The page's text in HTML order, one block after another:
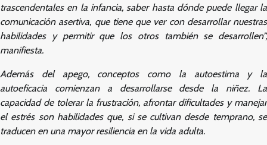
trascendentales en la infancia, saber hasta dónde puede llegar la
comunicación asertiva, que tiene que ver con desarrollar nuestras
habilidades y permitir que los otros también se desarrollen”,
manifiesta.
Además del apego, conceptos como la autoestima y la
autoeficacia comienzan a desarrollarse desde la niñez. La
capacidad de tolerar la frustración, afrontar dificultades y manejar
el estrés son habilidades que, si se cultivan desde temprano, se
traducen en una mayor resiliencia en la vida adulta.